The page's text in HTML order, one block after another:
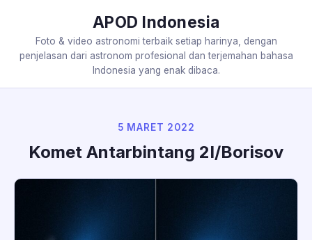
APOD Indonesia
Foto & video astronomi terbaik setiap harinya, dengan
penjelasan dari astronom profesional dan terjemahan bahasa
Indonesia yang enak dibaca.
5 MARET 2022
Komet Antarbintang 2I/Borisov